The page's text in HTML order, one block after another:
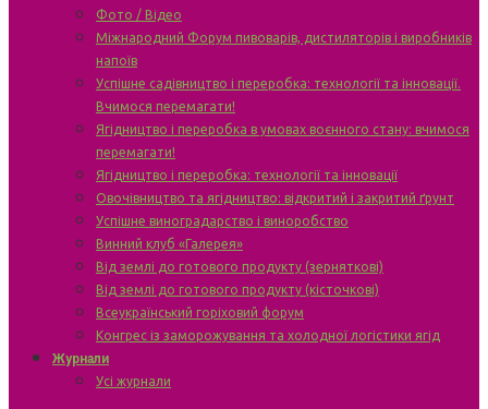
Фото / Відео
Міжнародний Форум пивоварів, дистиляторів і виробників
напоїв
Успішне садівництво і переробка: технології та інновації.
Вчимося перемагати!
Ягідництво і переробка в умовах воєнного стану: вчимося
перемагати!
Ягідництво і переробка: технології та інновації
Овочівництво та ягідництво: відкритий і закритий ґрунт
Успішне виноградарство і виноробство
Винний клуб «Галерея»
Від землі до готового продукту (зерняткові)
Від землі до готового продукту (кісточкові)
Всеукраїнський горіховий форум
Конгрес із заморожування та холодної логістики ягід
Журнали
Усі журнали